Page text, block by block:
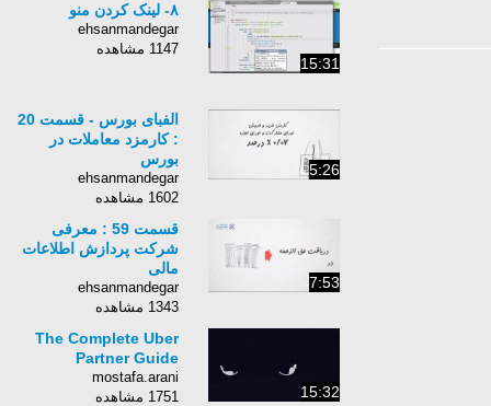
15:31
۸- لینک کردن منو
ehsanmandegar
1147 مشاهده
5:26
الفبای بورس - قسمت 20
: کارمزد معاملات در
بورس
ehsanmandegar
1602 مشاهده
7:53
قسمت 59 : معرفی
شرکت پردازش اطلاعات
مالی
ehsanmandegar
1343 مشاهده
15:32
The Complete Uber
Partner Guide
mostafa.arani
1751 مشاهده